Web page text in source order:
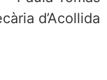
d’Acollida